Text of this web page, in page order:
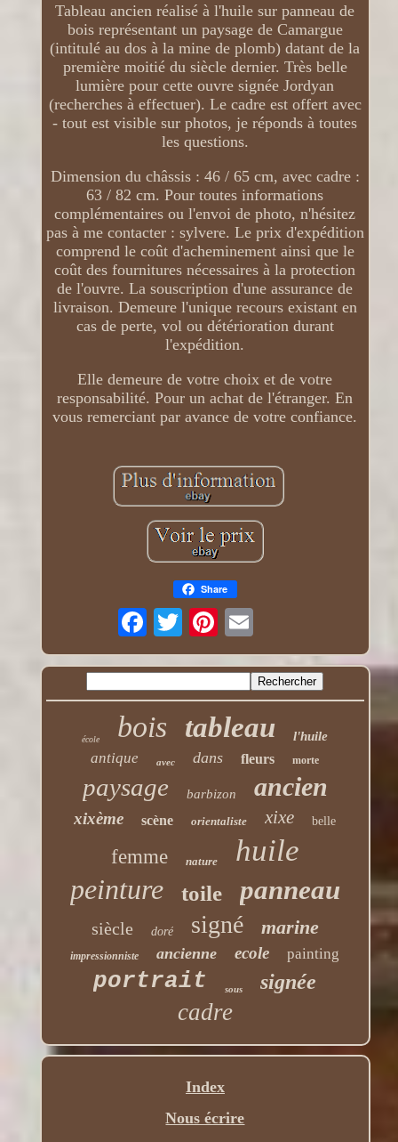
Tableau ancien réalisé à l'huile sur panneau de
bois représentant un paysage de Camargue
(intitulé au dos à la mine de plomb) datant de la
première moitié du siècle dernier. Très belle
lumière pour cette ouvre signée Jordyan
(recherches à effectuer). Le cadre est offert avec
- tout est visible sur photos, je réponds à toutes
les questions.
Dimension du châssis : 46 / 65 cm, avec cadre :
63 / 82 cm. Pour toutes informations
complémentaires ou l'envoi de photo, n'hésitez
pas à me contacter : sylvere. Le prix d'expédition
comprend le coût d'acheminement ainsi que le
coût des fournitures nécessaires à la protection
de l'ouvre. La souscription d'une assurance de
livraison. Demeure l'unique recours existant en
cas de perte, vol ou détérioration durant
l'expédition.
Elle demeure de votre choix et de votre
responsabilité. Pour un achat de l'étranger. En
vous remerciant par avance de votre confiance.
Share
école bois tableau l'huile
antique avec dans fleurs morte
paysage barbizon ancien
xixème scène orientaliste xixe belle
femme nature huile
peinture toile panneau
siècle doré signé marine
impressionniste ancienne ecole painting
portrait sous signée
cadre
Index
Nous écrire